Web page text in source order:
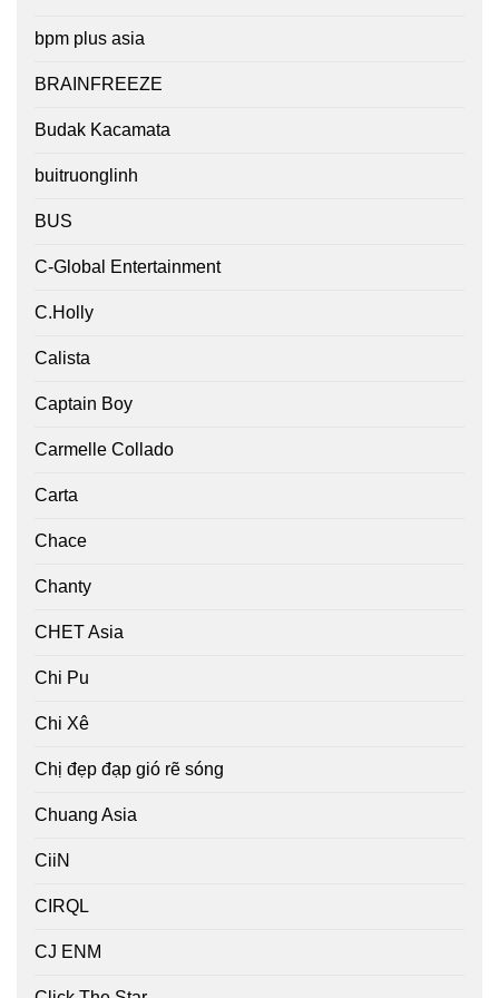
bpm plus asia
BRAINFREEZE
Budak Kacamata
buitruonglinh
BUS
C-Global Entertainment
C.Holly
Calista
Captain Boy
Carmelle Collado
Carta
Chace
Chanty
CHET Asia
Chi Pu
Chi Xê
Chị đẹp đạp gió rẽ sóng
Chuang Asia
CiiN
CIRQL
CJ ENM